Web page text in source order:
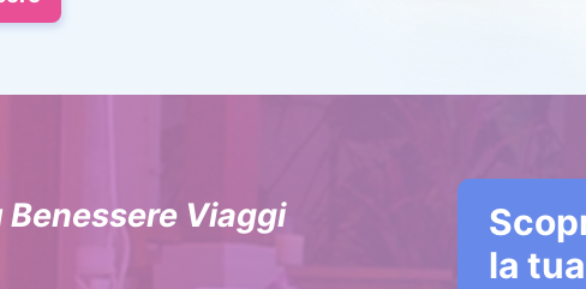
Benessere Viaggi
la